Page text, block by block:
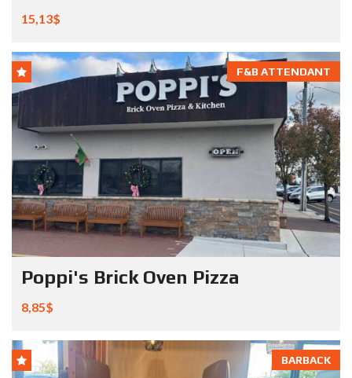
15,13$
F&B ATTENDANT
Poppi's Brick Oven Pizza
8,85$
BARBACK